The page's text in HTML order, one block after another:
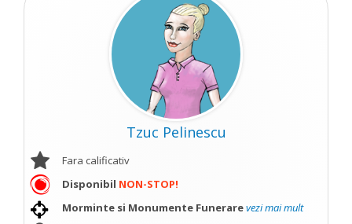
Tzuc Pelinescu
Fara calificativ
Disponibil NON-STOP!
Morminte si Monumente Funerarevezi mai mult